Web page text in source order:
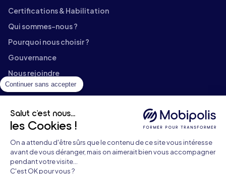
Continuer sans accepter
Salut c'est nous...
les Cookies !
On a attendu d'être sûrs que le contenu de ce site vous intéresse
avant de vous déranger, mais on aimerait bien vous accompagner
pendant votre visite...
C'est OK pour vous ?
Certifications & Habilitation
Qui sommes-nous ?
Pourquoi nous choisir ?
Gouvernance
Nous rejoindre
Contact
Documents téléchargeables
Catalogue de formation
Blog